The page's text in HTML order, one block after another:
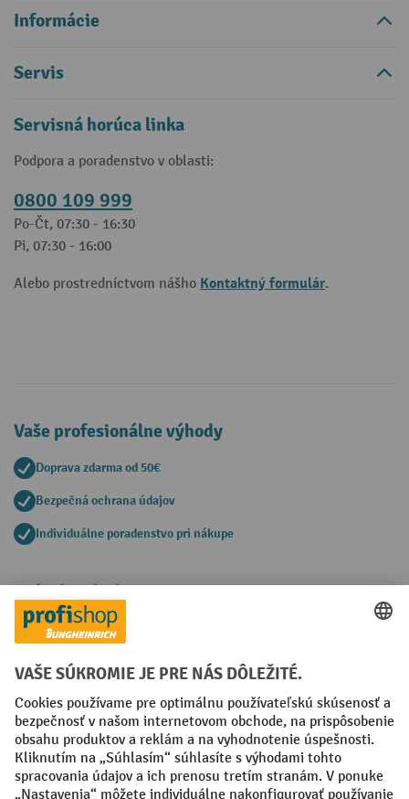
Informácie
Servis
Servisná horúca linka
Podpora a poradenstvo v oblasti:
0800 109 999
Po-Čt, 07:30 - 16:30
Pi, 07:30 - 16:00
Alebo prostredníctvom nášho Kontaktný formulár.
Vaše profesionálne výhody
Doprava zdarma od 50€
Bezpečná ochrana údajov
Individuálne poradenstvo pri nákupe
Spôsoby platby
Creditcard (Master)Creditcard (Visa)
Faktúra Predplatba
Sociálne siete
Facebook
YouTube
LinkedIn